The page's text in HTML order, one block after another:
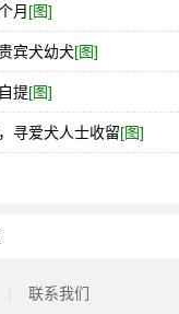
月 [图]
宾犬幼犬[图]
提[图]
寻爱犬人士收留[图]
联系我们